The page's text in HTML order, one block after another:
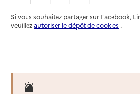
Si vous souhaitez partager sur Facebook,
veuillezautoriser le dépôt de cookies .